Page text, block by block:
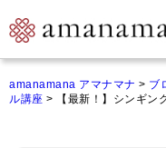
amanamana アマナマナ > ブ
ル講座 > 【最新！】シンギ